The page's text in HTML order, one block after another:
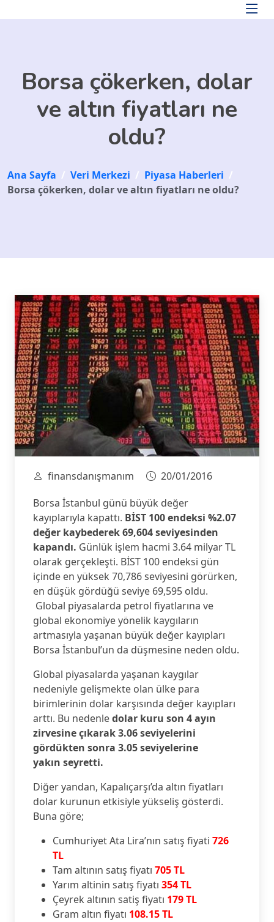
Borsa çökerken, dolar
ve altın fiyatları ne
oldu?
Ana Sayfa / Veri Merkezi / Piyasa Haberleri /
Borsa çökerken, dolar ve altın fiyatları ne oldu?
finansdanışmanım
20/01/2016
Borsa İstanbul günü büyük değer
kayıplarıyla kapattı. BİST 100 endeksi %2.07
değer kaybederek 69,604 seviyesinden
kapandı. Günlük işlem hacmi 3.64 milyar TL
olarak gerçekleşti. BİST 100 endeksi gün
içinde en yüksek 70,786 seviyesini görürken,
en düşük gördüğü seviye 69,595 oldu.
Global piyasalarda petrol fiyatlarına ve
global ekonomiye yönelik kaygıların
artmasıyla yaşanan büyük değer kayıpları
Borsa İstanbul’un da düşmesine neden oldu.
Global piyasalarda yaşanan kaygılar
nedeniyle gelişmekte olan ülke para
birimlerinin dolar karşısında değer kayıpları
arttı. Bu nedenledolar kuru son 4 ayın
zirvesine çıkarak 3.06 seviyelerini
gördükten sonra 3.05 seviyelerine
yakın seyretti.
Diğer yandan, Kapalıçarşı’da altın fiyatları
dolar kurunun etkisiyle yükseliş gösterdi.
Buna göre;
Cumhuriyet Ata Lira’nın satış fiyati 726
TL
Tam altının satış fiyatı 705 TL
Yarım altinin satış fiyatı 354 TL
Çeyrek altının satiş fiyatı 179 TL
Gram altın fiyatı 108.15 TL